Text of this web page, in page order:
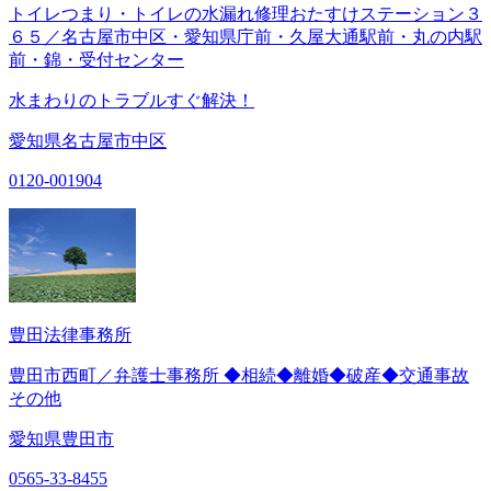
トイレつまり・トイレの水漏れ修理おたすけステーション３
６５／名古屋市中区・愛知県庁前・久屋大通駅前・丸の内駅
前・錦・受付センター
水まわりのトラブルすぐ解決！
愛知県名古屋市中区
0120-001904
豊田法律事務所
豊田市西町／弁護士事務所 ◆相続◆離婚◆破産◆交通事故
その他
愛知県豊田市
0565-33-8455